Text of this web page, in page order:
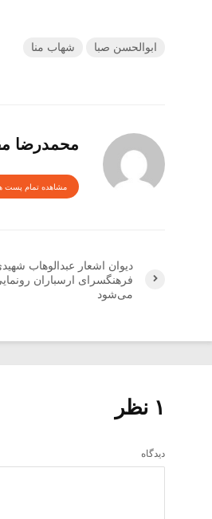
ابوالحسن صبا شهاب منا
محمدرضا
مشاهده تمام پست
دیوان اشعار عبدالوهاب
فرهنگسرای ارسباران
می‌شود
۱ نظر
دیدگاه